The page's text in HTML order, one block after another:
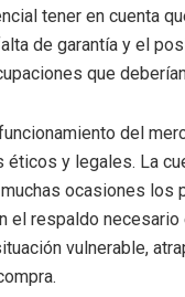
tener en cuenta
de garantía y el
que
del
éticos y legales. La
ocasiones
el respaldo
vulnerable,